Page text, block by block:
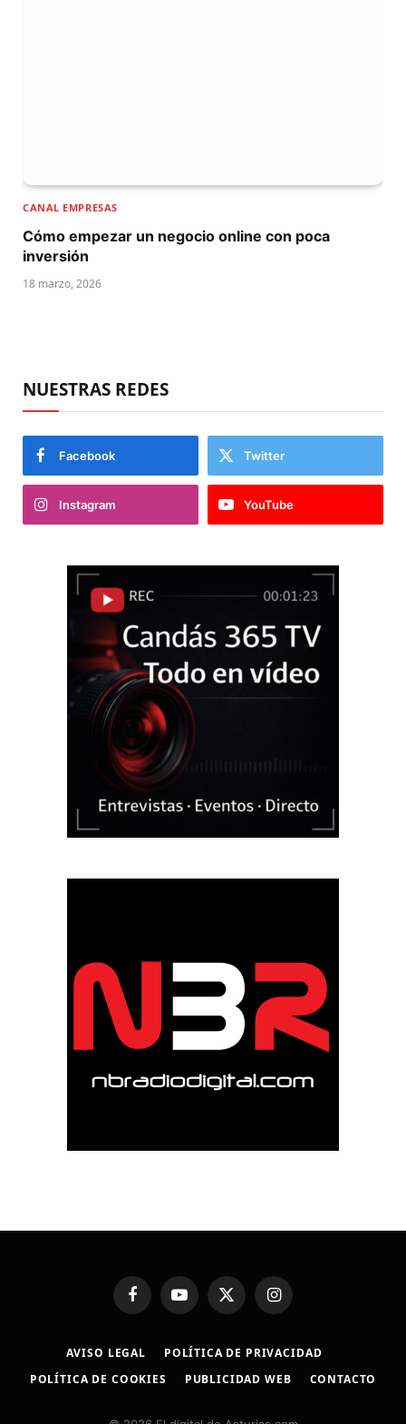
CANAL EMPRESAS
Cómo empezar un negocio online con poca
inversión
18 marzo, 2026
NUESTRAS REDES
Facebook Twitter
Instagram YouTube
FacebookYouTubeX
(Twitter)
Instagram
AVISO LEGAL
POLÍTICA DE PRIVACIDAD
POLÍTICA DE COOKIES
PUBLICIDAD WEB CONTACTO